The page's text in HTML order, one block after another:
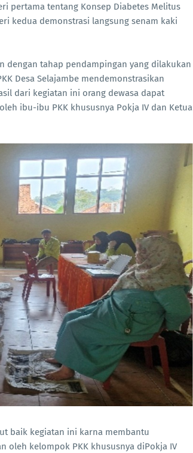
pertama tentang Konsep Diabetes Melitus
kedua demonstrasi langsung senam kaki
dengan tahap pendampingan yang dilakukan
Desa Selajambe mendemonstrasikan
dari kegiatan ini orang dewasa dapat
ibu-ibu PKK khususnya Pokja IV dan Ketua
baik kegiatan ini karna membantu
oleh kelompok PKK khususnya diPokja IV